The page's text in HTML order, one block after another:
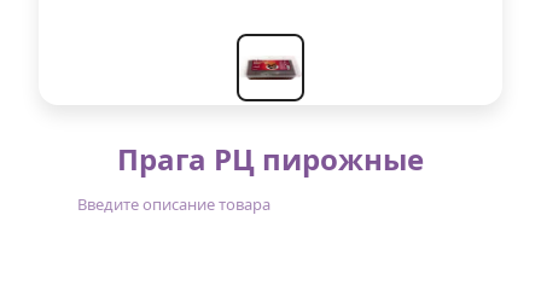
Прага РЦ пирожные
Введите описание товара